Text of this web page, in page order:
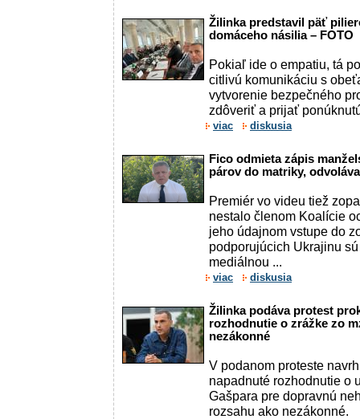
Žilinka predstavil päť
domáceho násilia – FOTO
Pokiaľ ide o empatiu, tá
citlivú komunikáciu s
vytvorenie bezpečného
zdôveriť a prijať
viac diskusia
Fico odmieta zápis
párov do matriky,
Premiér vo videu tiež
nestalo členom Koalície
jeho údajnom vstupe do
podporujúcich Ukrajinu
mediálnou ...
viac diskusia
Žilinka podáva protest
rozhodnutie o zrážke zo
nezákonné
V podanom proteste
napadnuté rozhodnutie o
Gašpara pre dopravnú
rozsahu ako nezákonné.